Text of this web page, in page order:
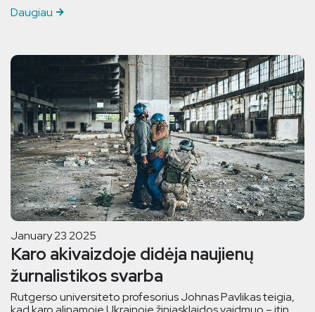
Daugiau
January 23 2025
Karo akivaizdoje didėja naujienų
žurnalistikos svarba
Rutgerso universiteto profesorius Johnas Pavlikas teigia,